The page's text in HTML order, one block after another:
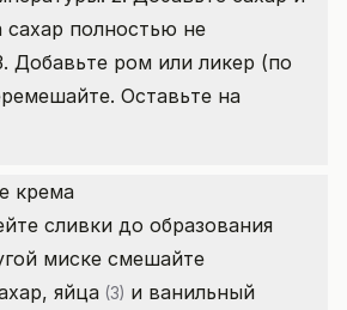
полностью не
Добавьте ром или ликер (по
Оставьте на
крема
сливки до образования
миске смешайте
яйца (3) и ванильный